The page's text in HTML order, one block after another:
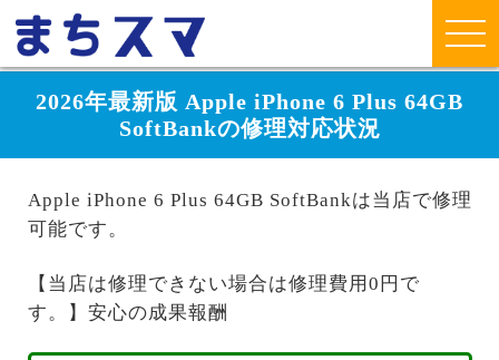
2026年最新版 Apple iPhone 6 Plus 64GB
SoftBankの修理対応状況
Apple iPhone 6 Plus 64GB SoftBankは当店で修理
可能です。
【当店は修理できない場合は修理費用0円で
す。】安心の成果報酬